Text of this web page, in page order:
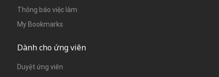
Thông báo việc làm
My Bookmarks
Dành cho ứng viên
Duyệt ứng viên